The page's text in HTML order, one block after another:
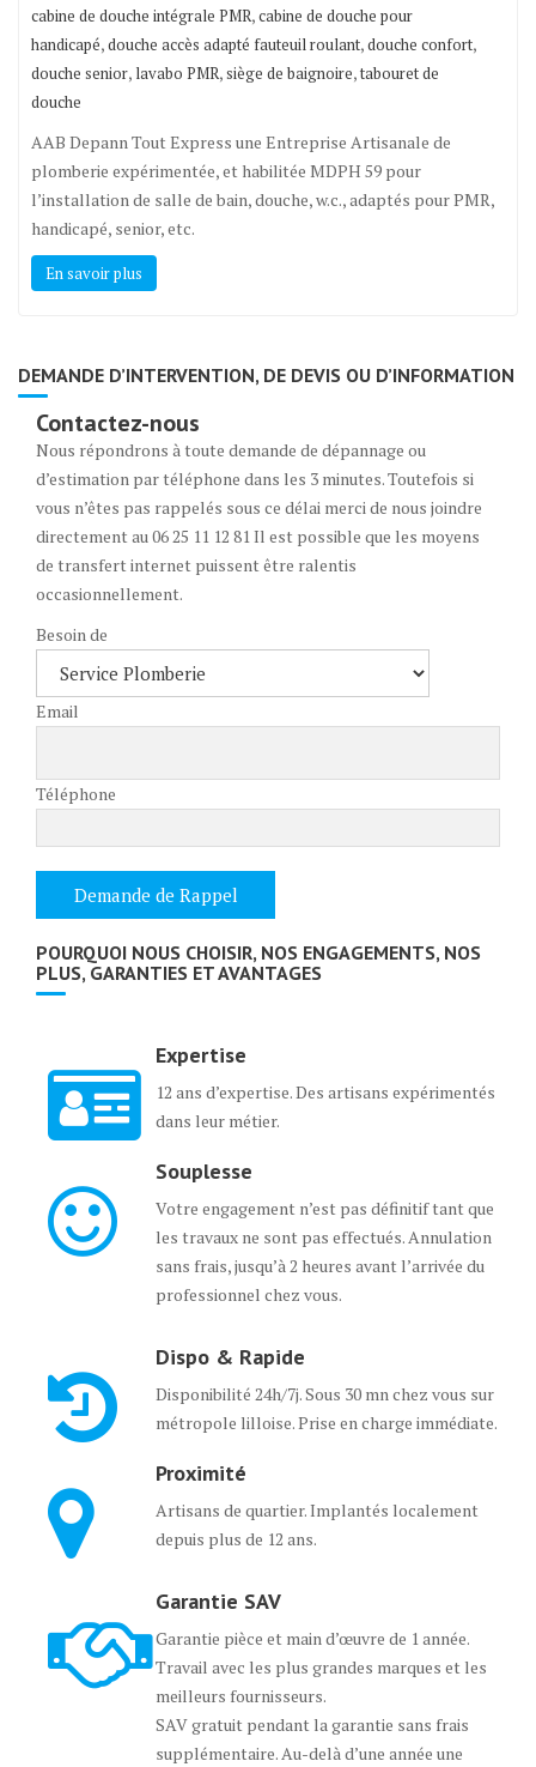
cabine de douche intégrale PMR,cabine de douche pour
handicapé,douche accès adapté fauteuil roulant,douche confort,
douche senior, lavabo PMR,siège de baignoire,tabouret de
douche
AAB Depann Tout Express une Entreprise Artisanale de
plomberie expérimentée, et habilitée MDPH 59 pour
l’installation de salle de bain, douche, w.c., adaptés pour PMR,
handicapé, senior, etc.
En savoir plus
DEMANDE D’INTERVENTION, DE DEVIS OU D’INFORMATION
Contactez-nous
Nous répondrons à toute demande de dépannage ou
d’estimation par téléphone dans les 3 minutes. Toutefois si
vous n’êtes pas rappelés sous ce délai merci de nous joindre
directement au 06 25 11 12 81 Il est possible que les moyens
de transfert internet puissent être ralentis
occasionnellement.
Besoin de
Email
Téléphone
POURQUOI NOUS CHOISIR, NOS ENGAGEMENTS, NOS
PLUS, GARANTIES ET AVANTAGES
Expertise
12 ans d’expertise. Des artisans expérimentés
dans leur métier.
Souplesse
Votre engagement n’est pas définitif tant que
les travaux ne sont pas effectués. Annulation
sans frais, jusqu’à 2 heures avant l’arrivée du
professionnel chez vous.
Dispo & Rapide
Disponibilité 24h/7j. Sous 30 mn chez vous sur
métropole lilloise. Prise en charge immédiate.
Proximité
Artisans de quartier. Implantés localement
depuis plus de 12 ans.
Garantie SAV
Garantie pièce et main d’œuvre de 1 année.
Travail avec les plus grandes marques et les
meilleurs fournisseurs.
SAV gratuit pendant la garantie sans frais
supplémentaire. Au-delà d’une année une